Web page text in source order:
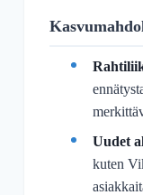
Uudet
kuten